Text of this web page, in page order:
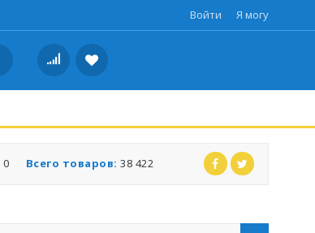
Войти Я могу
Всего товаров: 38 422
0